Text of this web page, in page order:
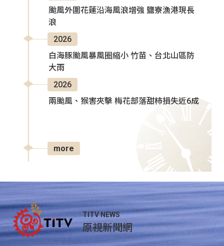
颱風外圍花蓮沿海風浪增強 鹽寮漁港現長
浪
2026
白海豚颱風暴風圈縮小 竹苗、台北山區防
大雨
2026
兩颱風、猴害夾擊 梅花部落甜柿損失近6成
more
TITV NEWS
原視新聞網